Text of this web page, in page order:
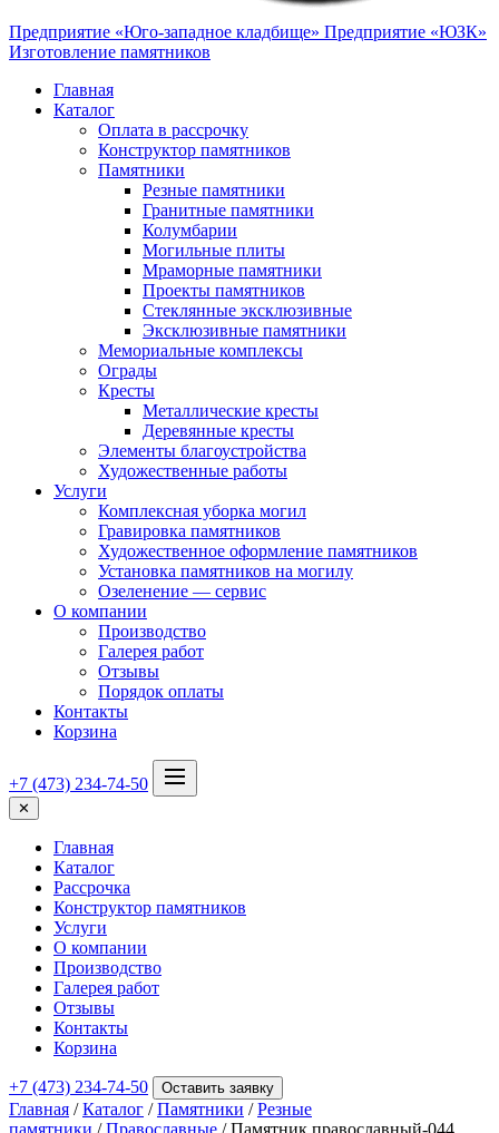
Предприятие «Юго-западное кладбище» Предприятие «ЮЗК»
Изготовление памятников
Главная
Каталог
Оплата в рассрочку
Конструктор памятников
Памятники
Резные памятники
Гранитные памятники
Колумбарии
Могильные плиты
Мраморные памятники
Проекты памятников
Стеклянные эксклюзивные
Эксклюзивные памятники
Мемориальные комплексы
Ограды
Кресты
Металлические кресты
Деревянные кресты
Элементы благоустройства
Художественные работы
Услуги
Комплексная уборка могил
Гравировка памятников
Художественное оформление памятников
Установка памятников на могилу
Озеленение — сервис
О компании
Производство
Галерея работ
Отзывы
Порядок оплаты
Контакты
Корзина
+7 (473) 234-74-50
✕
Главная
Каталог
Рассрочка
Конструктор памятников
Услуги
О компании
Производство
Галерея работ
Отзывы
Контакты
Корзина
+7 (473) 234-74-50 Оставить заявку
Главная /Каталог /Памятники /Резные
памятники /Православные / Памятник православный-044